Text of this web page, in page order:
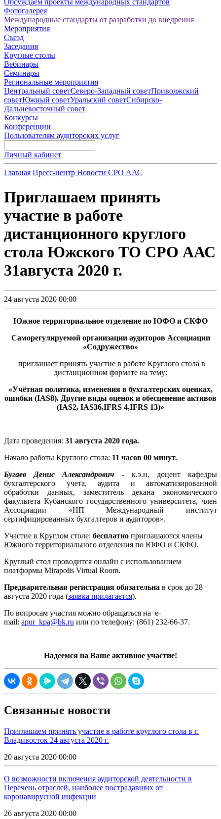
Обсуждаем проекты международных стандартов
Фотогалерея
Международные стандарты от разработки до внедрения
Мероприятия
Съезд
Заседания
Круглые столы
Вебинары
Семинары
Региональные мероприятия
Центральный советСеверо-Западный советПриволжский
советЮжный советУральский советСибирско-
Дальневосточный совет
Конкурсы
Конференции
Пользователям аудиторских услуг
Личный кабинет
Главная Пресс-центр Новости СРО ААС
Приглашаем принять
участие в работе
дистанционного круглого
стола Южского ТО СРО ААС
31августа 2020 г.
24 августа 2020 00:00
Южное территориальное отделение по ЮФО и СКФО
Саморегулируемой организации аудиторов Ассоциации
«Содружество»
приглашает принять участие в работе Круглого стола в
дистанционном формате на тему:
«Учётная политика, изменения в бухгалтерских оценках,
ошибки (IAS8). Другие виды оценок и обесценение активов
(IAS2, IAS36,IFRS 4,IFRS 13)»
Дата проведения: 31 августа 2020 года.
Начало работы Круглого стола: 11 часов 00 минут.
Бугаев Денис Александрович - к.э.н, доцент кафедры
бухгалтерского учета, аудита и автоматизированной
обработки данных, заместитель декана экономического
факультета Кубанского государственного университета, член
Ассоциации «НП Международный институт
сертифицированных бухгалтеров и аудиторов».
Участие в Круглом столе: бесплатно приглашаются члены
Южного территориального отделения по ЮФО и СКФО.
Круглый стол проводится онлайн с использованием
платформы Mirapolis Virtual Room.
Предварительная регистрация обязательна в срок до 28
августа 2020 года (заявка прилагается).
По вопросам участия можно обращаться на e-
mail: apur_kpa@bk.ru или по телефону: (861) 232-66-37.
Надеемся на Ваше активное участие!
Связанные новости
Приглашаем принять участие в работе круглого стола в г.
Владивосток 24 августа 2020 г.
20 августа 2020 00:00
О возможности включения аудиторской деятельности в
Перечень отраслей, наиболее пострадавших от
коронавирусной инфекции
26 августа 2020 00:00